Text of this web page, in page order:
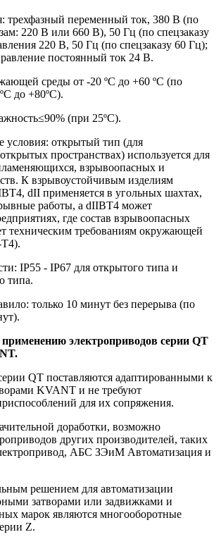
трехфазный переменный ток, 380 В (по
220 В или 660 В), 50 Гц (по спецзаказу
220 В, 50 Гц (по спецзаказу 60 Гц);
постоянный ток 24 В.
среды от -20 ºС до +60 ºС (по
до +80ºС).
(при 25ºС).
условия: открытый тип (для
пространствах) используется для
взрывоопасных и
К взрывоустойчивым изделиям
dII применяется в угольных шахтах,
работы, а dIIBT4 может
где состав взрывоопасных
техническим требованиям окружающей
IP55 - IР67 для открытого типа и
типа.
только 10 минут без перерыва (по
электроприводов серии QT
QT поставляются адаптированными к
KVANT и не требуют
для их сопряжения.
доработки, возможно
других производителей, таких
АБС ЗЭиМ Автоматизация и
решением для автоматизации
затворами или задвижками и
марок являются многооборотные
Z.